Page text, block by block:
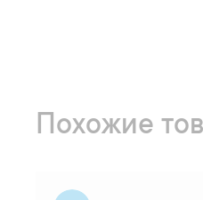
Похожие